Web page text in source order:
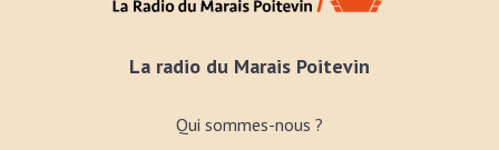
La radio du Marais Poitevin
Qui sommes-nous ?